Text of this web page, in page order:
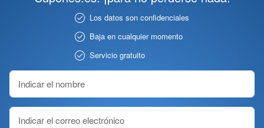
Los datos son confidenciales
Baja en cualquier momento
Servicio gratuito